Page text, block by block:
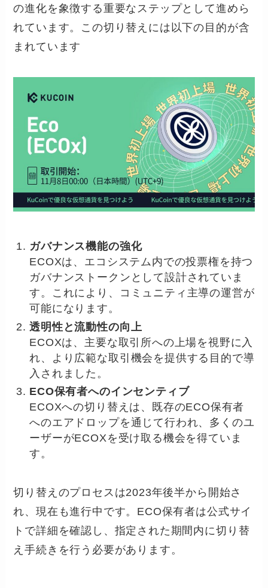
の進化を象徴する重要なステップとして進めら
れています。この切り替えには以下の目的が含
まれています
ガバナンス機能の強化
ECOXは、エコシステム内での投票権を持つ
ガバナンストークンとして設計されていま
す。これにより、コミュニティ主導の運営が
可能になります。
透明性と流動性の向上
ECOXは、主要な取引所への上場を視野に入
れ、より広範な取引機会を提供する目的で導
入されました。
ECO保有者へのインセンティブ
ECOXへの切り替えは、既存のECO保有者
へのエアドロップを通じて行われ、多くのユ
ーザーがECOXを受け取る機会を得ていま
す。
切り替えのプロセスは2023年後半から開始さ
れ、現在も進行中です。ECO保有者は公式サイ
トで詳細を確認し、指定された期間内に切り替
え手続きを行う必要があります。